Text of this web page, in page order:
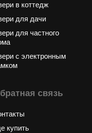
в коттедж
для дачи
для частного
с электронным
связь
купить